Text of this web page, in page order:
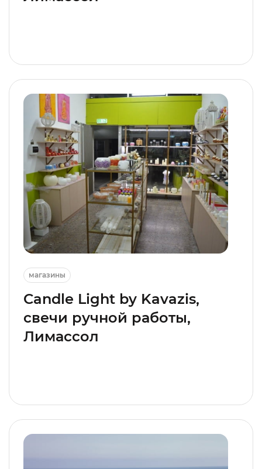
магазины
Candle Light by Kavazis,
свечи ручной работы,
Лимассол